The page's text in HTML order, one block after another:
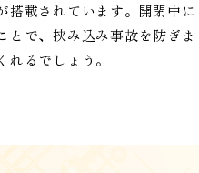
搭載されています。開閉中に
とで、挟み込み事故を防ぎま
るでしょう。